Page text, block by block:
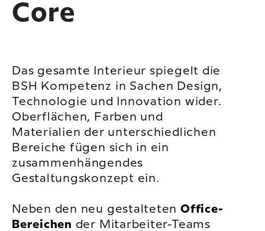
Core
Das gesamte Interieur spiegelt die
BSH Kompetenz in Sachen Design,
Technologie und Innovation wider.
Oberflächen, Farben und
Materialien der unterschiedlichen
Bereiche fügen sich in ein
zusammenhängendes
Gestaltungskonzept ein.
Neben den neu gestaltetenOffice-
Bereichen der Mitarbeiter-Teams